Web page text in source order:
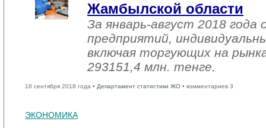
Жамбылской области
За январь-август 2018
предприятий,
включая торгующих на
293151,4 млн. тенге.
18 сентября 2018 года • Департамент статистики ЖО • комментариев 3
ЭКОНОМИКА